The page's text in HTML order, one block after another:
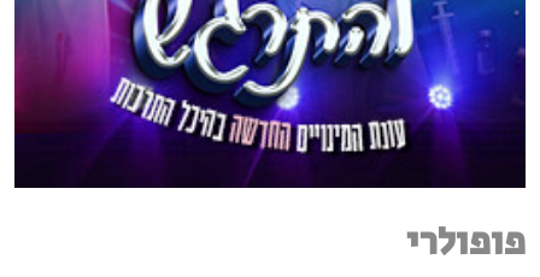
פופולרי